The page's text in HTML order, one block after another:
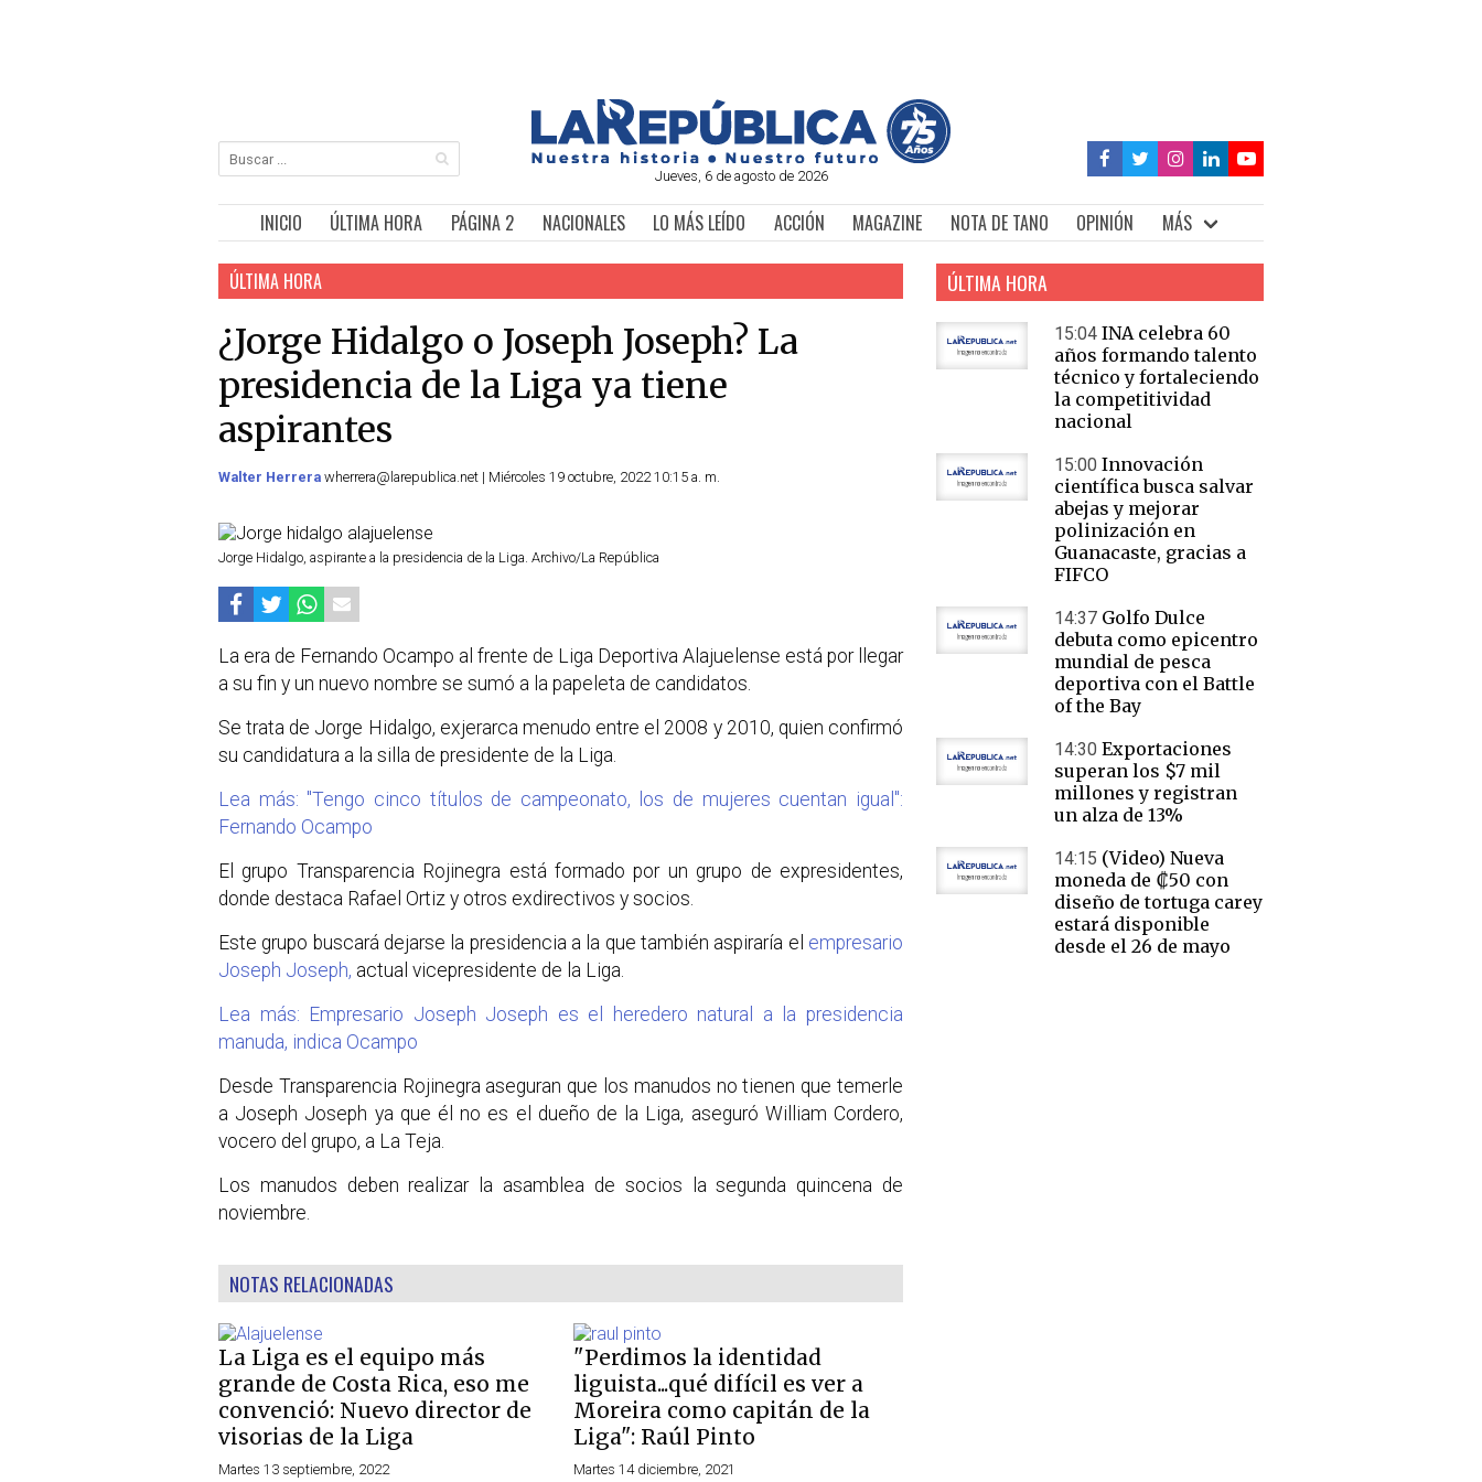
Jueves, 6 de agosto de 2026
INICIO ÚLTIMA HORA PÁGINA 2 NACIONALES LO MÁS LEÍDO ACCIÓN MAGAZINE NOTA DE TANO OPINIÓN MÁS
ÚLTIMA HORA
¿Jorge Hidalgo o Joseph Joseph? La
presidencia de la Liga ya tiene
aspirantes
Walter Herrera wherrera@larepublica.net | Miércoles 19 octubre, 2022 10:15 a. m.
Jorge Hidalgo, aspirante a la presidencia de la Liga. Archivo/La República
La era de Fernando Ocampo al frente de Liga Deportiva Alajuelense está por llegar
a su fin y un nuevo nombre se sumó a la papeleta de candidatos.
Se trata de Jorge Hidalgo, exjerarca menudo entre el 2008 y 2010, quien confirmó
su candidatura a la silla de presidente de la Liga.
Lea más: "Tengo cinco títulos de campeonato, los de mujeres cuentan igual":
Fernando Ocampo
El grupo Transparencia Rojinegra está formado por un grupo de expresidentes,
donde destaca Rafael Ortiz y otros exdirectivos y socios.
Este grupo buscará dejarse la presidencia a la que también aspiraría el empresario
Joseph Joseph, actual vicepresidente de la Liga.
Lea más: Empresario Joseph Joseph es el heredero natural a la presidencia
manuda, indica Ocampo
Desde Transparencia Rojinegra aseguran que los manudos no tienen que temerle
a Joseph Joseph ya que él no es el dueño de la Liga, aseguró William Cordero,
vocero del grupo, a La Teja.
Los manudos deben realizar la asamblea de socios la segunda quincena de
noviembre.
NOTAS RELACIONADAS
La Liga es el equipo más
grande de Costa Rica, eso me
convenció: Nuevo director de
visorias de la Liga
Martes 13 septiembre, 2022
"Perdimos la identidad
liguista...qué difícil es ver a
Moreira como capitán de la
Liga": Raúl Pinto
Martes 14 diciembre, 2021
ÚLTIMA HORA
15:04 INA celebra 60
años formando talento
técnico y fortaleciendo
la competitividad
nacional
15:00 Innovación
científica busca salvar
abejas y mejorar
polinización en
Guanacaste, gracias a
FIFCO
14:37 Golfo Dulce
debuta como epicentro
mundial de pesca
deportiva con el Battle
of the Bay
14:30 Exportaciones
superan los $7 mil
millones y registran
un alza de 13%
14:15 (Video) Nueva
moneda de ₡50 con
diseño de tortuga carey
estará disponible
desde el 26 de mayo